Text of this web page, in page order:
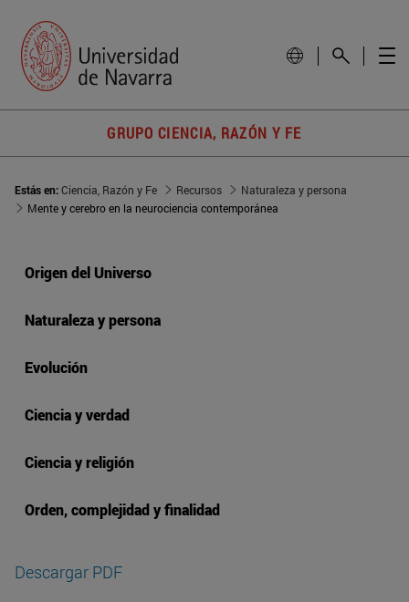
GRUPO CIENCIA, RAZÓN Y FE
Estás en:Ciencia, Razón y Fe Recursos
Naturaleza y persona
Mente y cerebro en la neurociencia contemporánea
Origen del Universo
Naturaleza y persona
Evolución
Ciencia y verdad
Ciencia y religión
Orden, complejidad y finalidad
Descargar PDF